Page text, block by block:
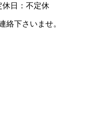
日：不定休
絡下さいませ。